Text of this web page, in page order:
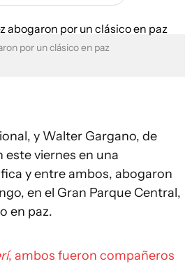
por un clásico en paz
y Walter Gargano, de
este viernes en una
y entre ambos, abogaron
en el Gran Parque Central,
en paz.
, ambos fueron compañeros